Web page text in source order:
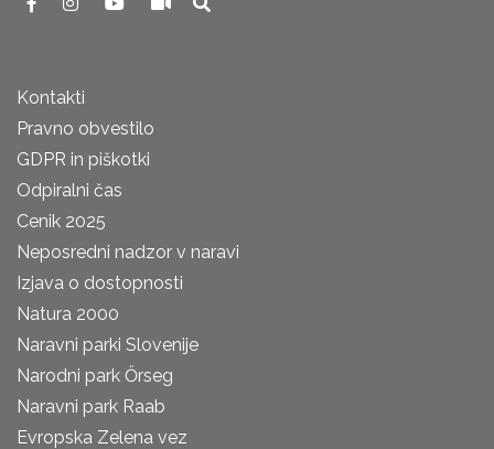
Kontakti
Pravno obvestilo
GDPR in piškotki
Odpiralni čas
Cenik 2025
Neposredni nadzor v naravi
Izjava o dostopnosti
Natura 2000
Naravni parki Slovenije
Narodni park Őrseg
Naravni park Raab
Evropska Zelena vez